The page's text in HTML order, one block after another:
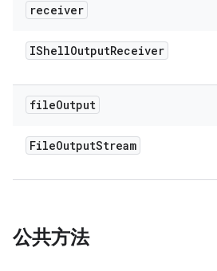
receiver
IShellOutputReceiver
fileOutput
FileOutputStream
公共方法